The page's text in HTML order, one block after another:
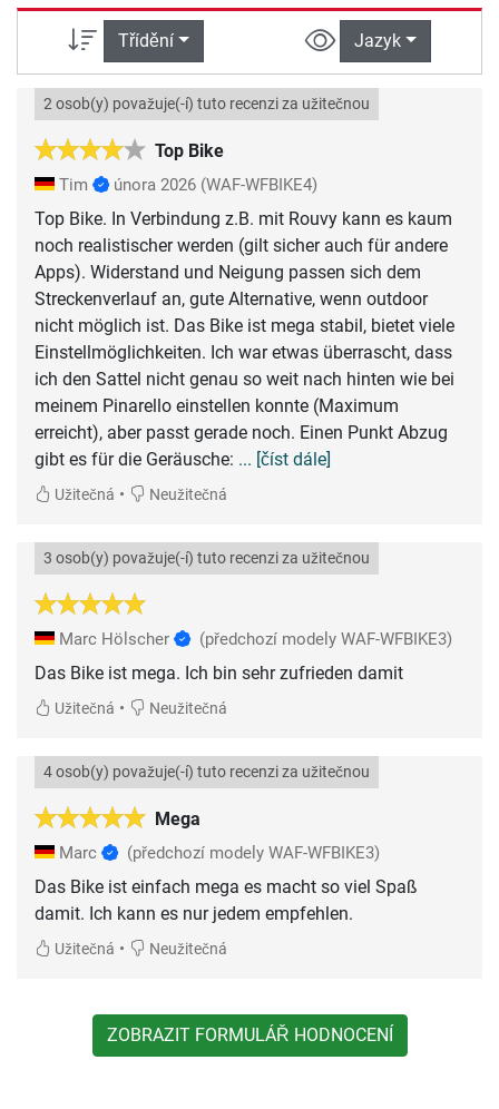
Třídění Jazyk
Top Bike
2 osob(y) považuje(-í) tuto recenzi za užitečnou
Tim února 2026 (WAF-WFBIKE4)
Top Bike. In Verbindung z.B. mit Rouvy kann es kaum
noch realistischer werden (gilt sicher auch für andere
Apps). Widerstand und Neigung passen sich dem
Streckenverlauf an, gute Alternative, wenn outdoor
nicht möglich ist. Das Bike ist mega stabil, bietet viele
Einstellmöglichkeiten. Ich war etwas überrascht, dass
ich den Sattel nicht genau so weit nach hinten wie bei
meinem Pinarello einstellen konnte (Maximum
erreicht), aber passt gerade noch. Einen Punkt Abzug
gibt es für die Geräusche: ... [číst dále]
Užitečná • Neužitečná
3 osob(y) považuje(-í) tuto recenzi za užitečnou
Marc Hölscher (předchozí modely WAF-WFBIKE3)
Das Bike ist mega. Ich bin sehr zufrieden damit
Užitečná • Neužitečná
Mega
4 osob(y) považuje(-í) tuto recenzi za užitečnou
Marc (předchozí modely WAF-WFBIKE3)
Das Bike ist einfach mega es macht so viel Spaß
damit. Ich kann es nur jedem empfehlen.
Užitečná • Neužitečná
ZOBRAZIT FORMULÁŘ HODNOCENÍ